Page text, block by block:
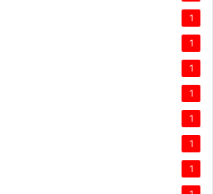
1
1
1
1
1
1
1